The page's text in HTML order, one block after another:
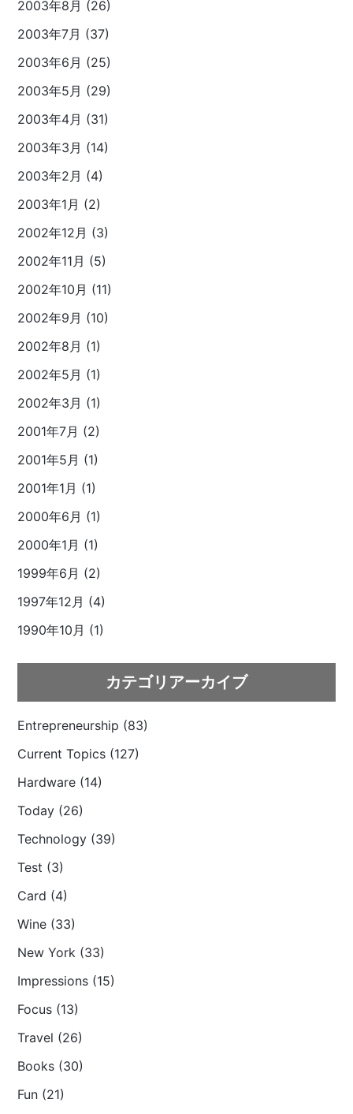
2003年8月 (26)
2003年7月 (37)
2003年6月 (25)
2003年5月 (29)
2003年4月 (31)
2003年3月 (14)
2003年2月 (4)
2003年1月 (2)
2002年12月 (3)
2002年11月 (5)
2002年10月 (11)
2002年9月 (10)
2002年8月 (1)
2002年5月 (1)
2002年3月 (1)
2001年7月 (2)
2001年5月 (1)
2001年1月 (1)
2000年6月 (1)
2000年1月 (1)
1999年6月 (2)
1997年12月 (4)
1990年10月 (1)
カテゴリアーカイブ
Entrepreneurship (83)
Current Topics (127)
Hardware (14)
Today (26)
Technology (39)
Test (3)
Card (4)
Wine (33)
New York (33)
Impressions (15)
Focus (13)
Travel (26)
Books (30)
Fun (21)